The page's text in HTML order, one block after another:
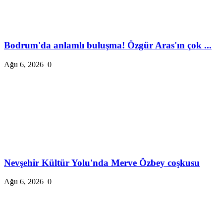
Bodrum'da anlamlı buluşma! Özgür Aras'ın çok ...
Ağu 6, 2026 0
Nevşehir Kültür Yolu'nda Merve Özbey coşkusu
Ağu 6, 2026 0